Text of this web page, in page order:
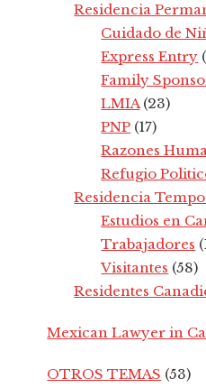
Residencia
Cuidado de
Express Entry
Family
LMIA(23)
PNP (17)
Razones
Refugio
Residencia
Estudios en
Trabajadores
Visitantes (58)
Residentes
Mexican Lawyer in
OTROS TEMAS (53)